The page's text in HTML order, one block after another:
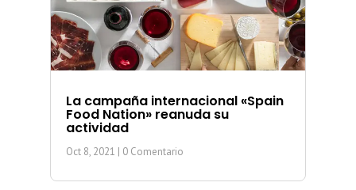
La campaña internacional «Spain
Food Nation» reanuda su
actividad
Oct 8, 2021 | 0 Comentario